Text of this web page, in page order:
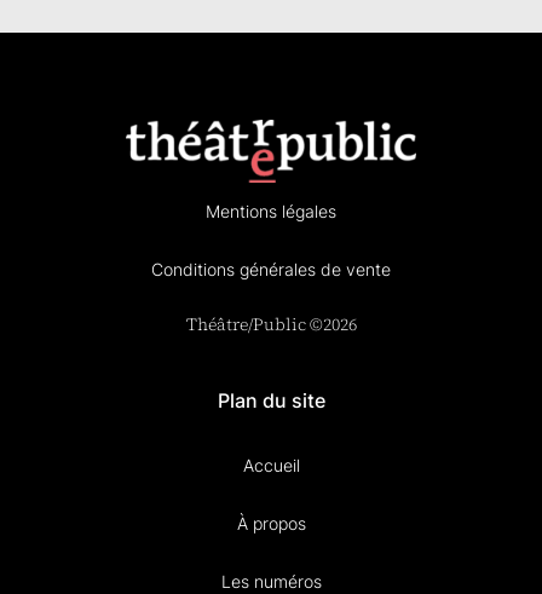
Mentions légales
Conditions générales de vente
Théâtre/Public ©2026
Plan du site
Accueil
À propos
Les numéros